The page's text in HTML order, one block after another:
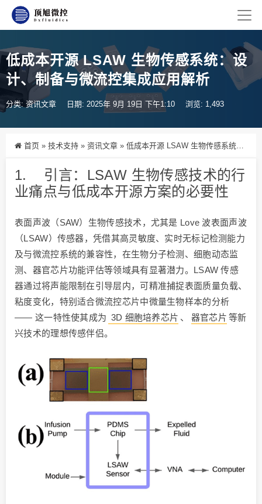
低成本开源 LSAW 生物传感系统：设
计、制备与微流控集成应用解析
分类: 资讯文章 日期: 2025年 9月 19日 下午1:10 浏览: 1,493
首页 » 技术支持 » 资讯文章 » 低成本开源 LSAW 生物传感系统：设计、制备与微流控集成应用解析
1. 引言：LSAW 生物传感技术的行
业痛点与低成本开源方案的必要性
表面声波（SAW）生物传感技术，尤其是 Love 波表面声波
（LSAW）传感器，凭借其高灵敏度、实时无标记检测能力
及与微流控系统的兼容性，在生物分子检测、细胞动态监
测、器官芯片功能评估等领域具有显著潜力。LSAW 传感
器通过将声能限制在引导层内，可精准捕捉表面质量负载、
粘度变化，特别适合微流控芯片中微量生物样本的分析
—— 这一特性使其成为 3D 细胞培养芯片 、 器官芯片 等新
兴技术的理想传感伴侣。